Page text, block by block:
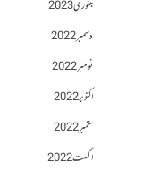
جنوری 2023
دسمبر 2022
نومبر 2022
اکتوبر 2022
ستمبر 2022
اگست 2022